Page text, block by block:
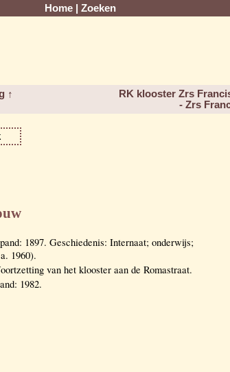
Home Zoeken
↑
RK klooster Zrs
- Zrs
1897. Geschiedenis: Internaat; onderwijs;
1960).
van het klooster aan de Romastraat.
1982.